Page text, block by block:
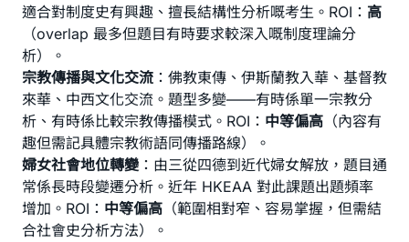
適合對制度史有興趣、擅長結構性分析嘅考生。ROI： 高
（overlap 最多但題目有時要求較深入嘅制度理論分
析）。
宗教傳播與文化交流 ：佛教東傳、伊斯蘭教入華、基督教
來華、中西文化交流。題型多變——有時係單一宗教分
析、有時係比較宗教傳播模式。ROI： 中等偏高 （內容有
趣但需記具體宗教術語同傳播路線）。
婦女社會地位轉變 ：由三從四德到近代婦女解放，題目通
常係長時段變遷分析。近年 HKEAA 對此課題出題頻率
增加。ROI： 中等偏高 （範圍相對窄、容易掌握，但需結
合社會史分析方法）。